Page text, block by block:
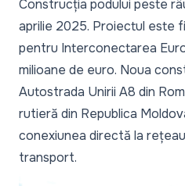
Construcția podului peste
aprilie 2025. Proiectul este
pentru Interconectarea
milioane de euro. Noua
Autostrada Unirii A8 din
rutieră din Republica
conexiunea directă la
transport.